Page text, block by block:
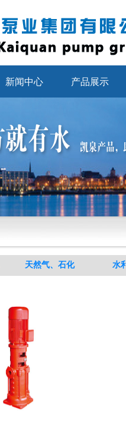
新闻中心 产品展示
天然气、石化 水